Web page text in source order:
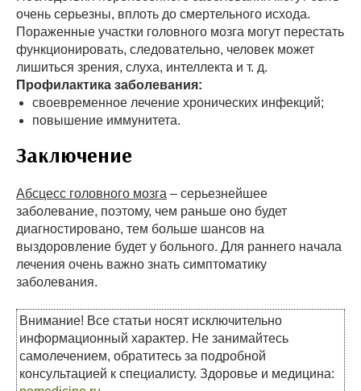
очень серьезны, вплоть до смертельного исхода.
Пораженные участки головного мозга могут перестать
функционировать, следовательно, человек может
лишиться зрения, слуха, интеллекта и т. д.
Профилактика заболевания:
своевременное лечение хронических инфекций;
повышение иммунитета.
Заключение
Абсцесс головного мозга – серьезнейшее
заболевание, поэтому, чем раньше оно будет
диагностировано, тем больше шансов на
выздоровление будет у больного. Для раннего начала
лечения очень важно знать симптоматику
заболевания.
Внимание! Все статьи носят исключительно
информационный характер. Не занимайтесь
самолечением, обратитесь за подробной
консультацией к специалисту. Здоровье и медицина: